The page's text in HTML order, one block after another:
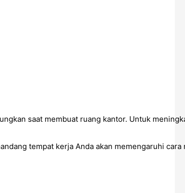
saat membuat ruang kantor. Untuk
tempat kerja Anda akan memengaruhi